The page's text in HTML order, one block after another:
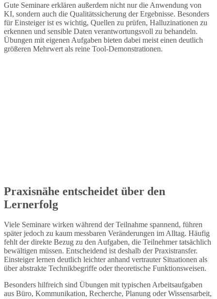
Gute Seminare erklären außerdem nicht nur die Anwendung von
KI, sondern auch die Qualitätssicherung der Ergebnisse. Besonders
für Einsteiger ist es wichtig, Quellen zu prüfen, Halluzinationen zu
erkennen und sensible Daten verantwortungsvoll zu behandeln.
Übungen mit eigenen Aufgaben bieten dabei meist einen deutlich
größeren Mehrwert als reine Tool-Demonstrationen.
Praxisnähe entscheidet über den
Lernerfolg
Viele Seminare wirken während der Teilnahme spannend, führen
später jedoch zu kaum messbaren Veränderungen im Alltag. Häufig
fehlt der direkte Bezug zu den Aufgaben, die Teilnehmer tatsächlich
bewältigen müssen. Entscheidend ist deshalb der Praxistransfer.
Einsteiger lernen deutlich leichter anhand vertrauter Situationen als
über abstrakte Technikbegriffe oder theoretische Funktionsweisen.
Besonders hilfreich sind Übungen mit typischen Arbeitsaufgaben
aus Büro, Kommunikation, Recherche, Planung oder Wissensarbeit,